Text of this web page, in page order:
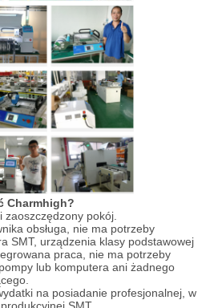
Charmhigh?
pokój.
obsługa, nie ma potrzeby
SMT, urządzenia klasy podstawowej
praca, nie ma potrzeby
lub komputera ani żadnego
na posiadanie profesjonalnej, w
SMT.